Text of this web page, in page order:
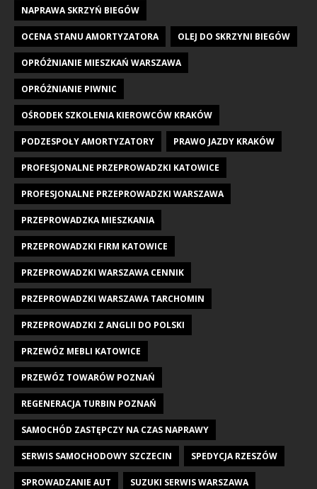
NAPRAWA SKRZYŃ BIEGÓW
OCENA STANU AMORTYZATORA OLEJ DO SKRZYNI BIEGÓW
OPRÓŻNIANIE MIESZKAŃ WARSZAWA
OPRÓŻNIANIE PIWNIC
OŚRODEK SZKOLENIA KIEROWCÓW KRAKÓW
PODZESPOŁY AMORTYZATORY PRAWO JAZDY KRAKÓW
PROFESJONALNE PRZEPROWADZKI KATOWICE
PROFESJONALNE PRZEPROWADZKI WARSZAWA
PRZEPROWADZKA MIESZKANIA
PRZEPROWADZKI FIRM KATOWICE
PRZEPROWADZKI WARSZAWA CENNIK
PRZEPROWADZKI WARSZAWA TARCHOMIN
PRZEPROWADZKI Z ANGLII DO POLSKI
PRZEWÓZ MEBLI KATOWICE
PRZEWÓZ TOWARÓW POZNAŃ
REGENERACJA TURBIN POZNAŃ
SAMOCHÓD ZASTĘPCZY NA CZAS NAPRAWY
SERWIS SAMOCHODOWY SZCZECIN SPEDYCJA RZESZÓW
SPROWADZANIE AUT SUZUKI SERWIS WARSZAWA